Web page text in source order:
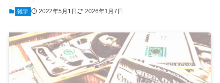
雑学 2022年5月1日 2026年1月7日